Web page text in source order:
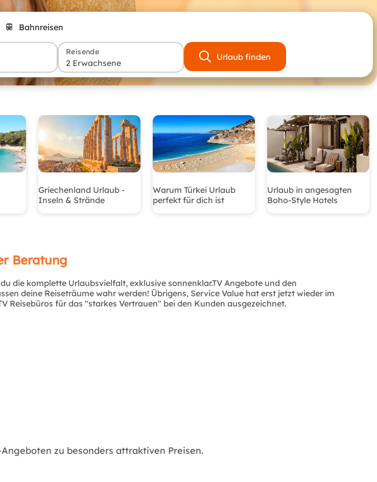
Bahnreisen
Reisende
2 Erwachsene
Urlaub finden
Griechenland Urlaub -
Inseln & Strände
Warum Türkei Urlaub
perfekt für dich ist
Urlaub in angesagten
Boho-Style Hotels
Beratung
die komplette Urlaubsvielfalt, exklusive sonnenklar.TV Angebote und den
deine Reiseträume wahr werden! Übrigens, Service Value hat erst jetzt wieder im
Reisebüros für das "starkes Vertrauen" bei den Kunden ausgezeichnet.
zu besonders attraktiven Preisen.